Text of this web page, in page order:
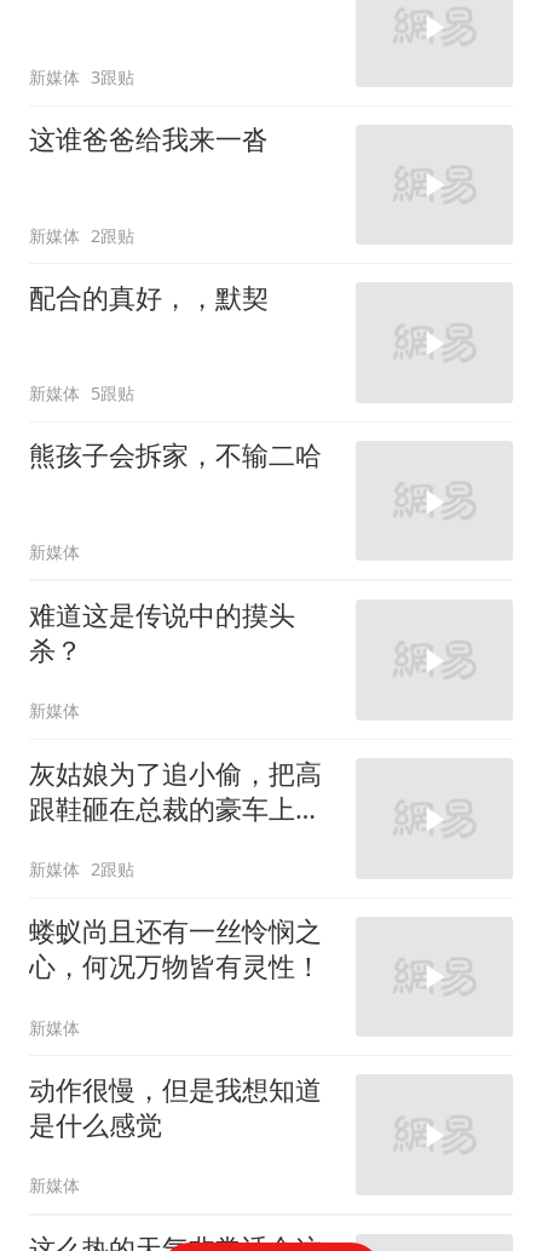
新媒体 3跟贴
这谁爸爸给我来一沓
新媒体 2跟贴
配合的真好，，默契
新媒体 5跟贴
熊孩子会拆家，不输二哈
新媒体
难道这是传说中的摸头
杀？
新媒体
灰姑娘为了追小偷，把高
跟鞋砸在总裁的豪车上，
新媒体 2跟贴
蝼蚁尚且还有一丝怜悯之
心，何况万物皆有灵性！
新媒体
动作很慢，但是我想知道
是什么感觉
新媒体